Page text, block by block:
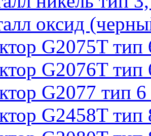
оксид
G2075T тип
G2076T тип
G2077 тип 6
G2458T тип